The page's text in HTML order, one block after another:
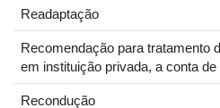
Readaptação
Recomendação para tratamento
em instituição privada, a conta
Recondução